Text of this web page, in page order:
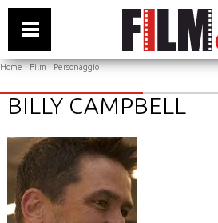
Home|Film| Personaggio
BILLY CAMPBELL